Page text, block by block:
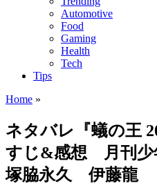
Automotive
Food
Gaming
Health
Tech
Tips
Home »
ネタバレ『蟻の王
すじ&感想 月刊
塚脇永久 伊藤龍